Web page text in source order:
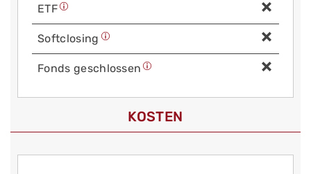
ETF
Soft­closing
Fonds geschlossen
KOSTEN